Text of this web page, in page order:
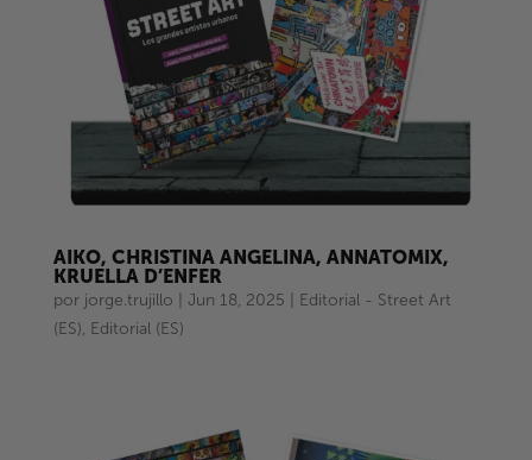
AIKO, CHRISTINA ANGELINA, ANNATOMIX,
KRUELLA D’ENFER
por jorge.trujillo Jun 18, 2025
Editorial - Street Art
(ES), Editorial (ES)